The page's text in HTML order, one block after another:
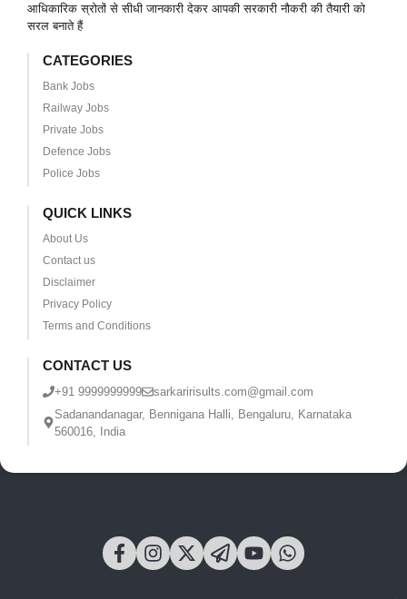
आधिकारिक स्रोतों से सीधी जानकारी देकर आपकी सरकारी नौकरी की तैयारी को
सरल बनाते हैं
CATEGORIES
Bank Jobs
Railway Jobs
Private Jobs
Defence Jobs
Police Jobs
QUICK LINKS
About Us
Contact us
Disclaimer
Privacy Policy
Terms and Conditions
CONTACT US
+91 9999999999
sarkaririsults.com@gmail.com
Sadanandanagar, Bennigana Halli, Bengaluru, Karnataka
560016, India